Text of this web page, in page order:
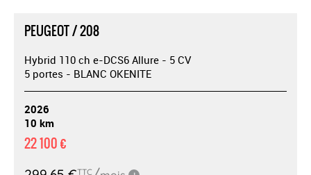
PEUGEOT / 208
Hybrid 110 ch e-DCS6 Allure - 5 CV
5 portes - BLANC OKENITE
2026
10 km
22 100 €